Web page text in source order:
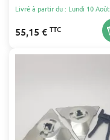
Livré à partir du : Lundi 10 Août
55,15 € TTC